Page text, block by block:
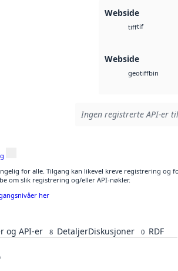
Webside
tifftif
Webside
geotiffbin
Ingen registrerte API-er
for alle. Tilgang kan likevel kreve registrering og
om slik registrering og/eller API-nøkler.
her
og API-er 8 DetaljerDiskusjoner 0 RDF